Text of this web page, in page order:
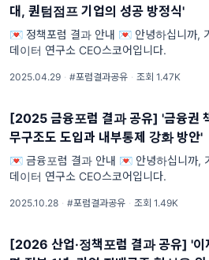
대, 퀀텀점프 기업의 성공 방정식'
💌 정책포럼 결과 안내 💌 안녕하십니까,
데이터 연구소 CEO스코어입니다.
2025.04.29 · #포럼결과공유 · 조회 1.47K
[2025 금융포럼 결과 공유] '금융권
무구조도 도입과 내부통제 강화 방안'
💌 금융포럼 결과 안내 💌 안녕하십니까,
데이터 연구소 CEO스코어입니다.
2025.10.28 · #포럼결과공유 · 조회 1.49K
[2026 산업·정책포럼 결과 공유] '이